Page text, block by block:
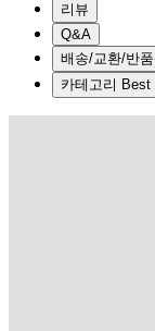
리뷰
Q&A
배송/교환/반품
카테고리 Best